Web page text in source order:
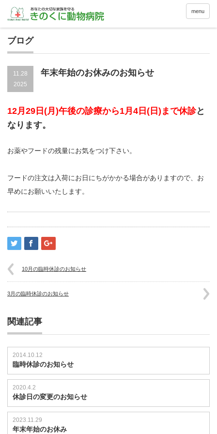
menu
ブログ
11.28
2025
年末年始のお休みのお知らせ
12月29日(月)午後の診療から1月4日(日)まで休診と
なります。
お薬やフードの残量にお気をつけ下さい。
フードの注文は入荷にお日にちがかかる場合がありますので、お
早めにお願いいたします。
10月の臨時休診のお知らせ
3月の臨時休診のお知らせ
関連記事
2014.10.12
臨時休診のお知らせ
2020.4.2
休診日の変更のお知らせ
2023.11.29
年末年始のお休み